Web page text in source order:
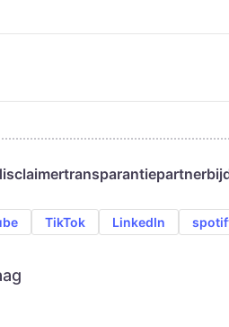
transparantie
TikTok LinkedIn